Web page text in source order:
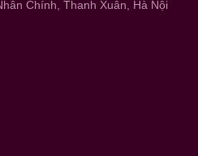
Chính, Thanh Xuân, Hà Nội